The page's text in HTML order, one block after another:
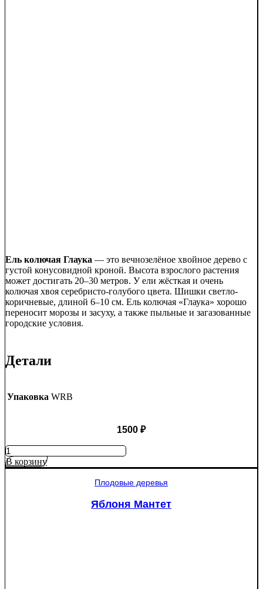
Ель колючая Глаука — это вечнозелёное хвойное дерево с
густой конусовидной кроной. Высота взрослого растения
может достигать 20–30 метров. У ели жёсткая и очень
колючая хвоя серебристо-голубого цвета. Шишки светло-
коричневые, длиной 6–10 см. Ель колючая «Глаука» хорошо
переносит морозы и засуху, а также пыльные и загазованные
городские условия.
Детали
Упаковка WRB
1500 ₽
Количество
товара
Ель
В корзину
Плодовые деревья
Яблоня Мантет